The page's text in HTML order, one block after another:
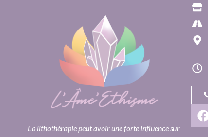
La lithothérapie peut avoir une forte influence sur